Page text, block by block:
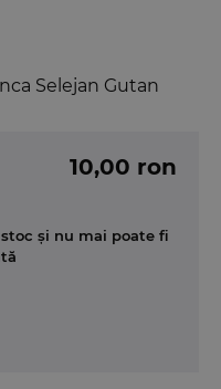
Selejan Gutan
10,00 ron
și nu mai poate fi